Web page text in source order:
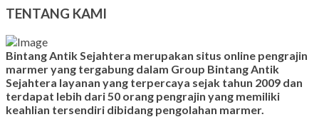
TENTANG KAMI
Bintang Antik Sejahtera merupakan situs online pengrajin
marmer yang tergabung dalam Group Bintang Antik
Sejahtera layanan yang terpercaya sejak tahun 2009 dan
terdapat lebih dari 50 orang pengrajin yang memiliki
keahlian tersendiri dibidang pengolahan marmer.